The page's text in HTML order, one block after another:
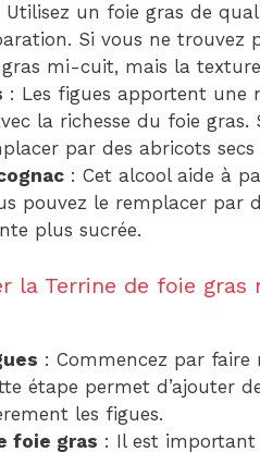
Utilisez un foie gras de
Si vous ne trouvez
mi-cuit, mais la
: Les figues apportent une
la richesse du foie gras.
par des abricots
: Cet alcool aide à
pouvez le remplacer
plus sucrée.
la Terrine de foie gras
: Commencez par faire
étape permet d’ajouter
les figues.
foie gras : Il est important